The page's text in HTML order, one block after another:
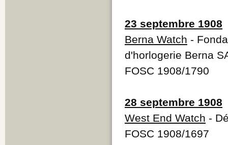
23 septembre 1908
Berna Watch -
d'horlogerie Berna
FOSC 1908/1790
28 septembre 1908
West End Watch -
FOSC 1908/1697